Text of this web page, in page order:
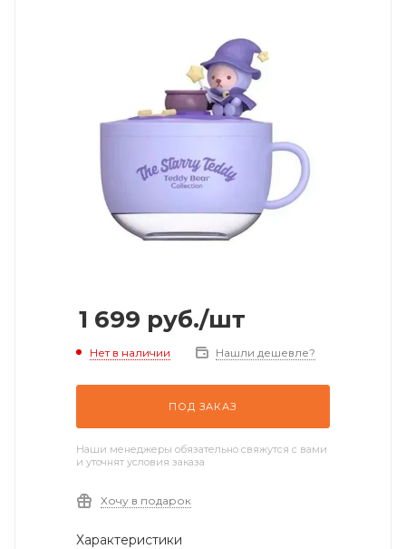
1 699 руб./шт
Нет в наличии Нашли дешевле?
ПОД ЗАКАЗ
Наши менеджеры обязательно свяжутся с вами
и уточнят условия заказа
Хочу в подарок
Характеристики